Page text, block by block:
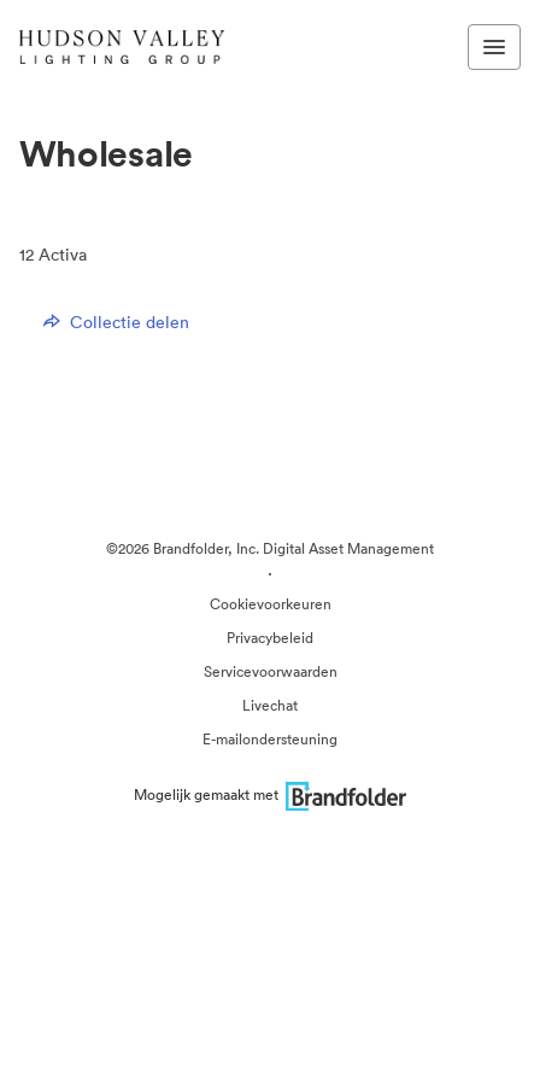
Wholesale
12 Activa
Collectie delen
©2026 Brandfolder, Inc. Digital Asset Management
·
Cookievoorkeuren
Privacybeleid
Servicevoorwaarden
Livechat
E-mailondersteuning
Mogelijk gemaakt met